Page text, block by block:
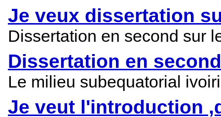
Je veux dissertation
Dissertation en second sur
Dissertation en
Le milieu subequatorial
Je veut l'introduction